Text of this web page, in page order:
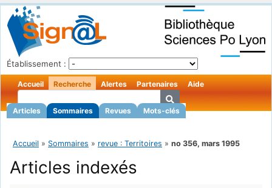
Établissement :
Accueil Recherche
Articles Sommaires Revues Mots-clés
Alertes Partenaires Aide
Accueil » Sommaires » revue : Territoires » no 356, mars 1995
Articles indexés